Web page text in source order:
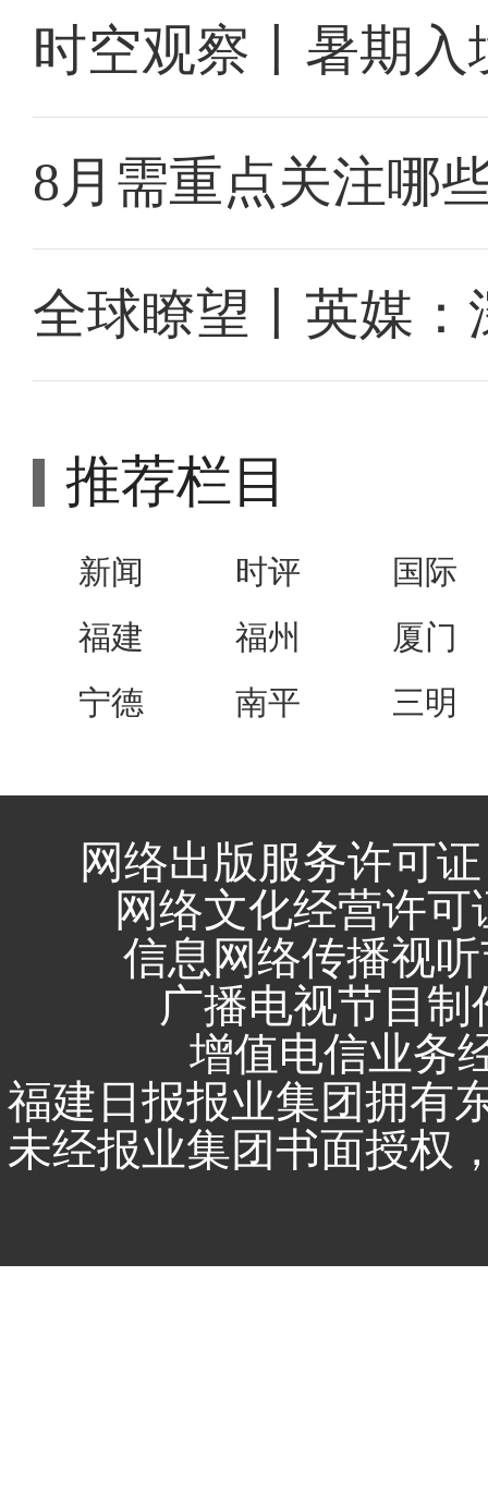
时空观察丨暑期入
8月需重点关注哪
全球瞭望丨英媒
推荐栏目
新闻 时评
国际
福建
福州
厦门
宁德
南平 三明
网络出版服务许可
网络文化经营许可
信息网络传播视
广播电视节目
增值电信业务
福建日报报业集团拥有
未经报业集团书面授权